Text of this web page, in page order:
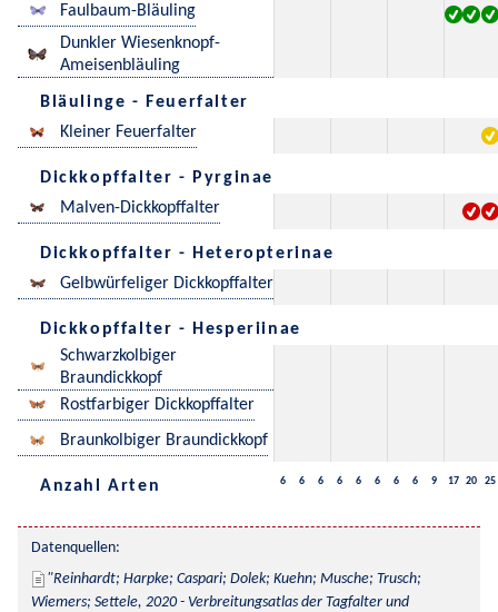
Faulbaum-Bläuling
Dunkler Wiesenknopf-
Ameisenbläuling
Bläulinge - Feuerfalter
Kleiner Feuerfalter
Dickkopffalter - Pyrginae
Malven-Dickkopffalter
Dickkopffalter - Heteropterinae
Gelbwürfeliger Dickkopffalter
Dickkopffalter - Hesperiinae
Schwarzkolbiger
Braundickkopf
Rostfarbiger Dickkopffalter
Braunkolbiger Braundickkopf
Anzahl Arten 6 6 6 6 6 6 6 6 9 17 20 25
Datenquellen:
Reinhardt; Harpke; Caspari; Dolek; Kuehn; Musche; Trusch;
Wiemers; Settele, 2020 - Verbreitungsatlas der Tagfalter und